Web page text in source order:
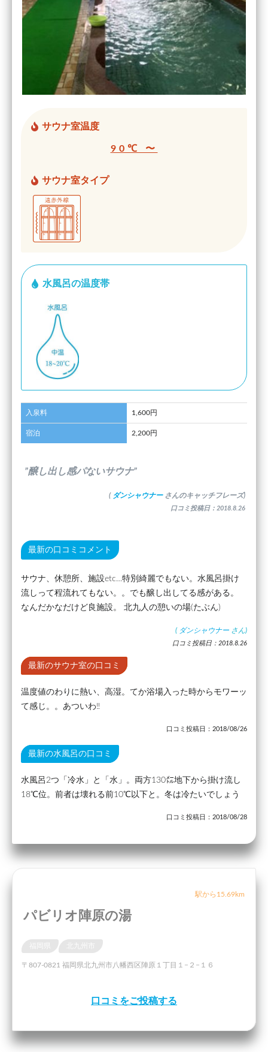
サウナ室温度
90℃ 〜
サウナ室タイプ
水風呂の温度帯
入泉料 1,600円
宿泊 2,200円
”醸し出し感パないサウナ”
( ダンシャウナー さんのキャッチフレーズ)
口コミ投稿日：2018.8.26
最新の口コミコメント
サウナ、休憩所、施設etc…特別綺麗でもない。水風呂掛け
流しって程流れてもない。。でも醸し出してる感がある。
なんだかなだけど良施設。 北九人の憩いの場(たぶん)
( ダンシャウナー さん)
口コミ投稿日：2018.8.26
最新のサウナ室の口コミ
温度値のわりに熱い、高湿。てか浴場入った時からモワーッ
て感じ。。あついわ‼
口コミ投稿日：2018/08/26
最新の水風呂の口コミ
水風呂2つ「冷水」と「水」。両方130㍍地下から掛け流し
18℃位。前者は壊れる前10℃以下と。冬は冷たいでしょう
口コミ投稿日：2018/08/28
駅から15.69km
パビリオ陣原の湯
〒807-0821 福岡県北九州市八幡西区陣原１丁目１−２−１６
口コミをご投稿する